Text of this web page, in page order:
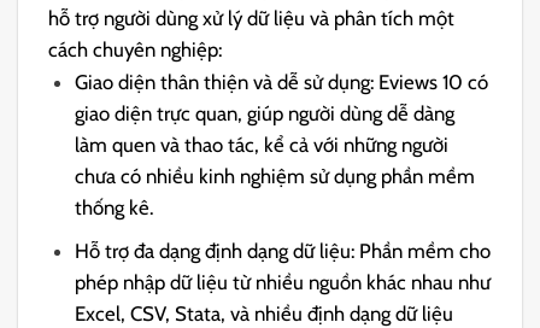
hỗ trợ người dùng xử lý dữ liệu và phân tích một
cách chuyên nghiệp:
Giao diện thân thiện và dễ sử dụng: Eviews 10 có
giao diện trực quan, giúp người dùng dễ dàng
làm quen và thao tác, kể cả với những người
chưa có nhiều kinh nghiệm sử dụng phần mềm
thống kê.
Hỗ trợ đa dạng định dạng dữ liệu: Phần mềm cho
phép nhập dữ liệu từ nhiều nguồn khác nhau như
Excel, CSV, Stata, và nhiều định dạng dữ liệu